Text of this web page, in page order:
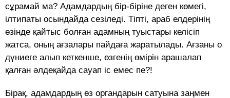
сұрамай ма? Адамдардың бір-біріне деген көмегі,
ілтипаты осындайда сезіледі. Тіпті, араб елдерінің
өзінде қайтыс болған адамның туыстары келісіп
жатса, оның ағзалары пайдаға жаратылады. Ағзаны о
дүниеге алып кеткенше, өзгенің өмірін арашалап
қалған әлдеқайда сауап іс емес пе?!
Бірақ, адамдардың өз органдарын сатуына заңмен